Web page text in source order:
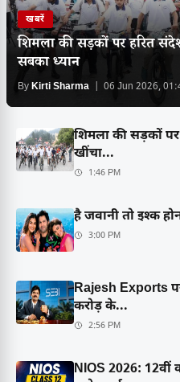
खबरें
शिमला की सड़कों पर हरित
सबका ध्यान
ByKirti Sharma | 06 Jun 2026,
शिमला की सड़कों
खींचा...
1:46 PM
है जवानी तो इश्क
3:00 PM
Rajesh Exports
करोड़ के...
2:56 PM
NIOS 2026: 12वीं